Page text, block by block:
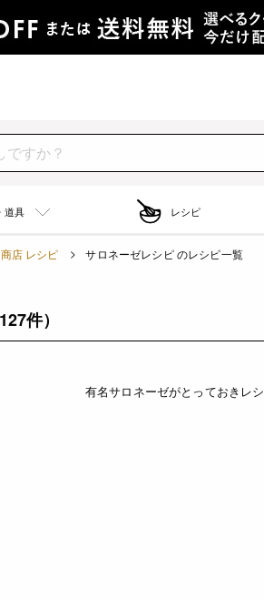
道具 レシピ
店 レシピ サロネーゼレシピ のレシピ一覧
件）
有名サロネーゼがとっておきレ